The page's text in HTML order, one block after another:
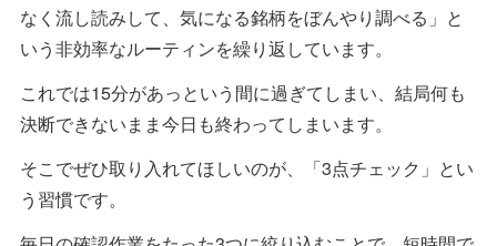
なく流し読みして、気になる銘柄をぼんやり調べる」と
いう非効率なルーティンを繰り返しています。
これでは15分があっという間に過ぎてしまい、結局何も
決断できないまま今日も終わってしまいます。
そこでぜひ取り入れてほしいのが、「3点チェック」とい
う習慣です。